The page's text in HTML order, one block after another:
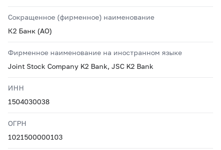
Сокращенное (фирменное) наименование
К2 Банк (АО)
Фирменное наименование на иностранном языке
Joint Stock Company K2 Bank, JSC K2 Bank
ИНН
1504030038
ОГРН
1021500000103